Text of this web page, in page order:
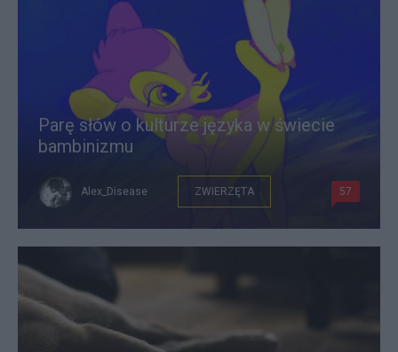
Parę słów o kulturze języka w świecie
bambinizmu
Alex_Disease ZWIERZĘTA 57